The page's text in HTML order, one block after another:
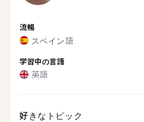
流暢
スペイン語
学習中の言語
英語
好きなトピック